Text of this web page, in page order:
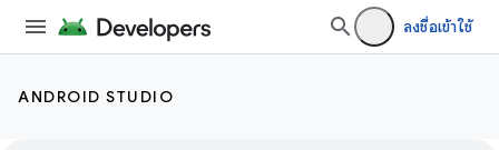
ลงชื่อเข้าใช้
ANDROID STUDIO